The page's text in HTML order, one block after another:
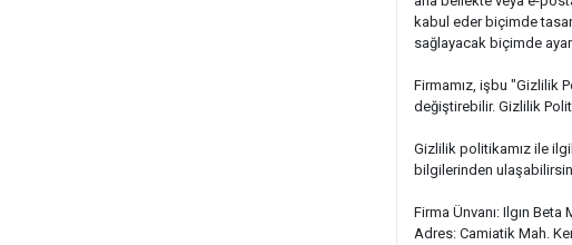
kabul eder biçimde
sağlayacak biçimde
Firmamız, işbu "Gizlilik
değiştirebilir. Gizlilik
Gizlilik politikamız ile
bilgilerinden
Firma Ünvanı: Ilgın
Adres: Camiatik Mah.